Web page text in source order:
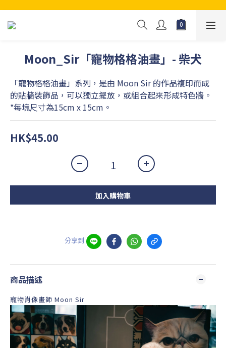
Moon_Sir「寵物格格油畫」- 柴犬
「寵物格格油畫」系列，是由 Moon Sir 的作品複印而成
的貼牆裝飾品，可以獨立擺放，或組合起來形成特色牆。
*每塊尺寸為15cm x 15cm。
HK$45.00
加入購物車
分享到
商品描述
寵物肖像畫師 Moon Sir